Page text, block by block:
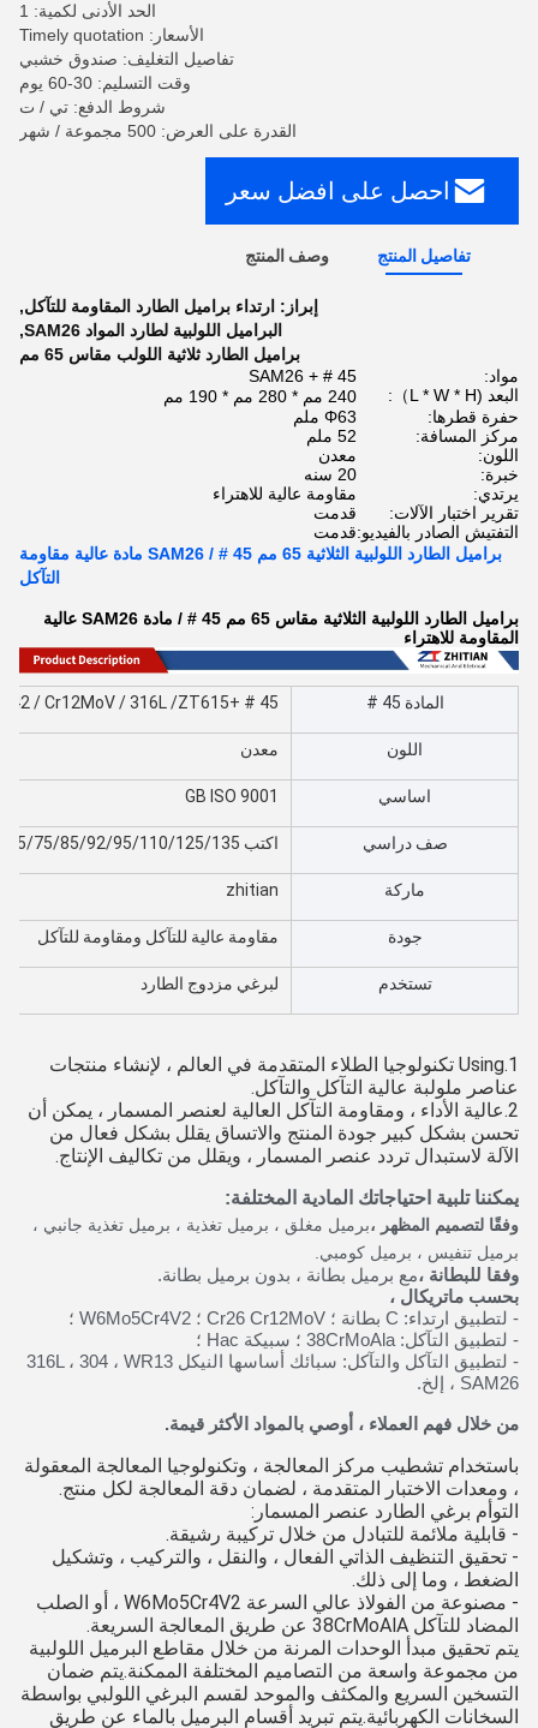
الحد الأدنى لكمية: 1
الأسعار: Timely quotation
تفاصيل التغليف: صندوق خشبي
وقت التسليم: 30-60 يوم
شروط الدفع: تي / ت
القدرة على العرض: 500 مجموعة / شهر
احصل على افضل سعر
تفاصيل المنتج وصف المنتج
إبراز: ارتداء براميل الطارد المقاومة للتآكل,
البراميل اللولبية لطارد المواد SAM26
,
براميل الطارد ثلاثية اللولب مقاس 65 مم
مواد:
45 # + SAM26
البعد (L * W * H）:
240 مم * 280 مم * 190 مم
حفرة قطرها:
Φ63 ملم
مركز المسافة:
52 ملم
اللون:
معدن
خبرة:
20 سنه
يرتدي:
مقاومة عالية للاهتراء
تقرير اختبار الآلات:
قدمت
التفتيش الصادر بالفيديو:قدمت
براميل الطارد اللولبية الثلاثية 65 مم 45 # / SAM26 مادة عالية مقاومة
التآكل
براميل الطارد اللولبية الثلاثية مقاس 65 مم 45 # / مادة SAM26 عالية
المقاومة للاهتراء
المادة 45 # 45 # +
/ Cr12MoV / 316L /ZT615 (يعتمد على HIP Ni60)
اللون معدن
اساسي GB ISO 9001
صف دراسي اكتب 20/30/35/36/40/50/52/53/58/60/65/75/85/92/95/110/125/135
ماركة zhitian
جودة مقاومة عالية للتآكل ومقاومة للتآكل
تستخدم لبرغي مزدوج الطارد
1.Using تكنولوجيا الطلاء المتقدمة في العالم ، لإنشاء منتجات
عناصر ملولبة عالية التآكل والتآكل.
2.عالية الأداء ، ومقاومة التآكل العالية لعنصر المسمار ، يمكن أن
تحسن بشكل كبير جودة المنتج والاتساق يقلل بشكل فعال من
الآلة لاستبدال تردد عنصر المسمار ، ويقلل من تكاليف الإنتاج.
يمكننا تلبية احتياجاتك المادية المختلفة:
وفقًا لتصميم المظهر ،برميل مغلق ، برميل تغذية ، برميل تغذية جانبي ،
برميل تنفيس ، برميل كومبي.
وفقا للبطانة ،مع برميل بطانة ، بدون برميل بطانة.
بحسب ماتريكال ،
- لتطبيق ارتداء: C بطانة ؛ Cr26 Cr12MoV ؛ W6Mo5Cr4V2 ؛
- لتطبيق التآكل: 38CrMoAla ؛ سبيكة Hac ؛
- لتطبيق التآكل والتآكل: سبائك أساسها النيكل 316L ، 304 ، WR13
، SAM26 إلخ.
من خلال فهم العملاء ، أوصي بالمواد الأكثر قيمة.
باستخدام تشطيب مركز المعالجة ، وتكنولوجيا المعالجة المعقولة
، ومعدات الاختبار المتقدمة ، لضمان دقة المعالجة لكل منتج.
التوأم برغي الطارد عنصر المسمار:
- قابلية ملائمة للتبادل من خلال تركيبة رشيقة.
- تحقيق التنظيف الذاتي الفعال ، والنقل ، والتركيب ، وتشكيل
الضغط ، وما إلى ذلك.
- مصنوعة من الفولاذ عالي السرعة W6Mo5Cr4V2 ، أو الصلب
المضاد للتآكل 38CrMoAlA عن طريق المعالجة السريعة.
يتم تحقيق مبدأ الوحدات المرنة من خلال مقاطع البرميل اللولبية
من مجموعة واسعة من التصاميم المختلفة الممكنة.يتم ضمان
التسخين السريع والمكثف والموحد لقسم البرغي اللولبي بواسطة
السخانات الكهربائية.يتم تبريد أقسام البرميل بالماء عن طريق